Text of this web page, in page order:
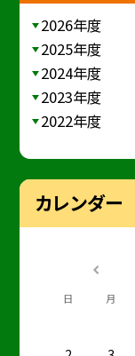
2026年度
2025年度
2024年度
2023年度
2022年度
カレンダー
日 月